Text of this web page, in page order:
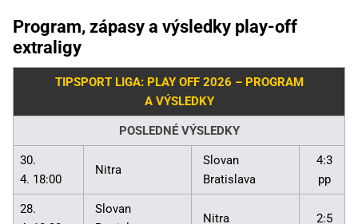
Program, zápasy a výsledky play-off
extraligy
TIPSPORT LIGA: PLAY OFF 2026 – PROGRAM
A VÝSLEDKY
POSLEDNÉ VÝSLEDKY
30.
4. 18:00
Nitra
Slovan
Bratislava
4:3
pp
28.
Slovan
Nitra 2:5